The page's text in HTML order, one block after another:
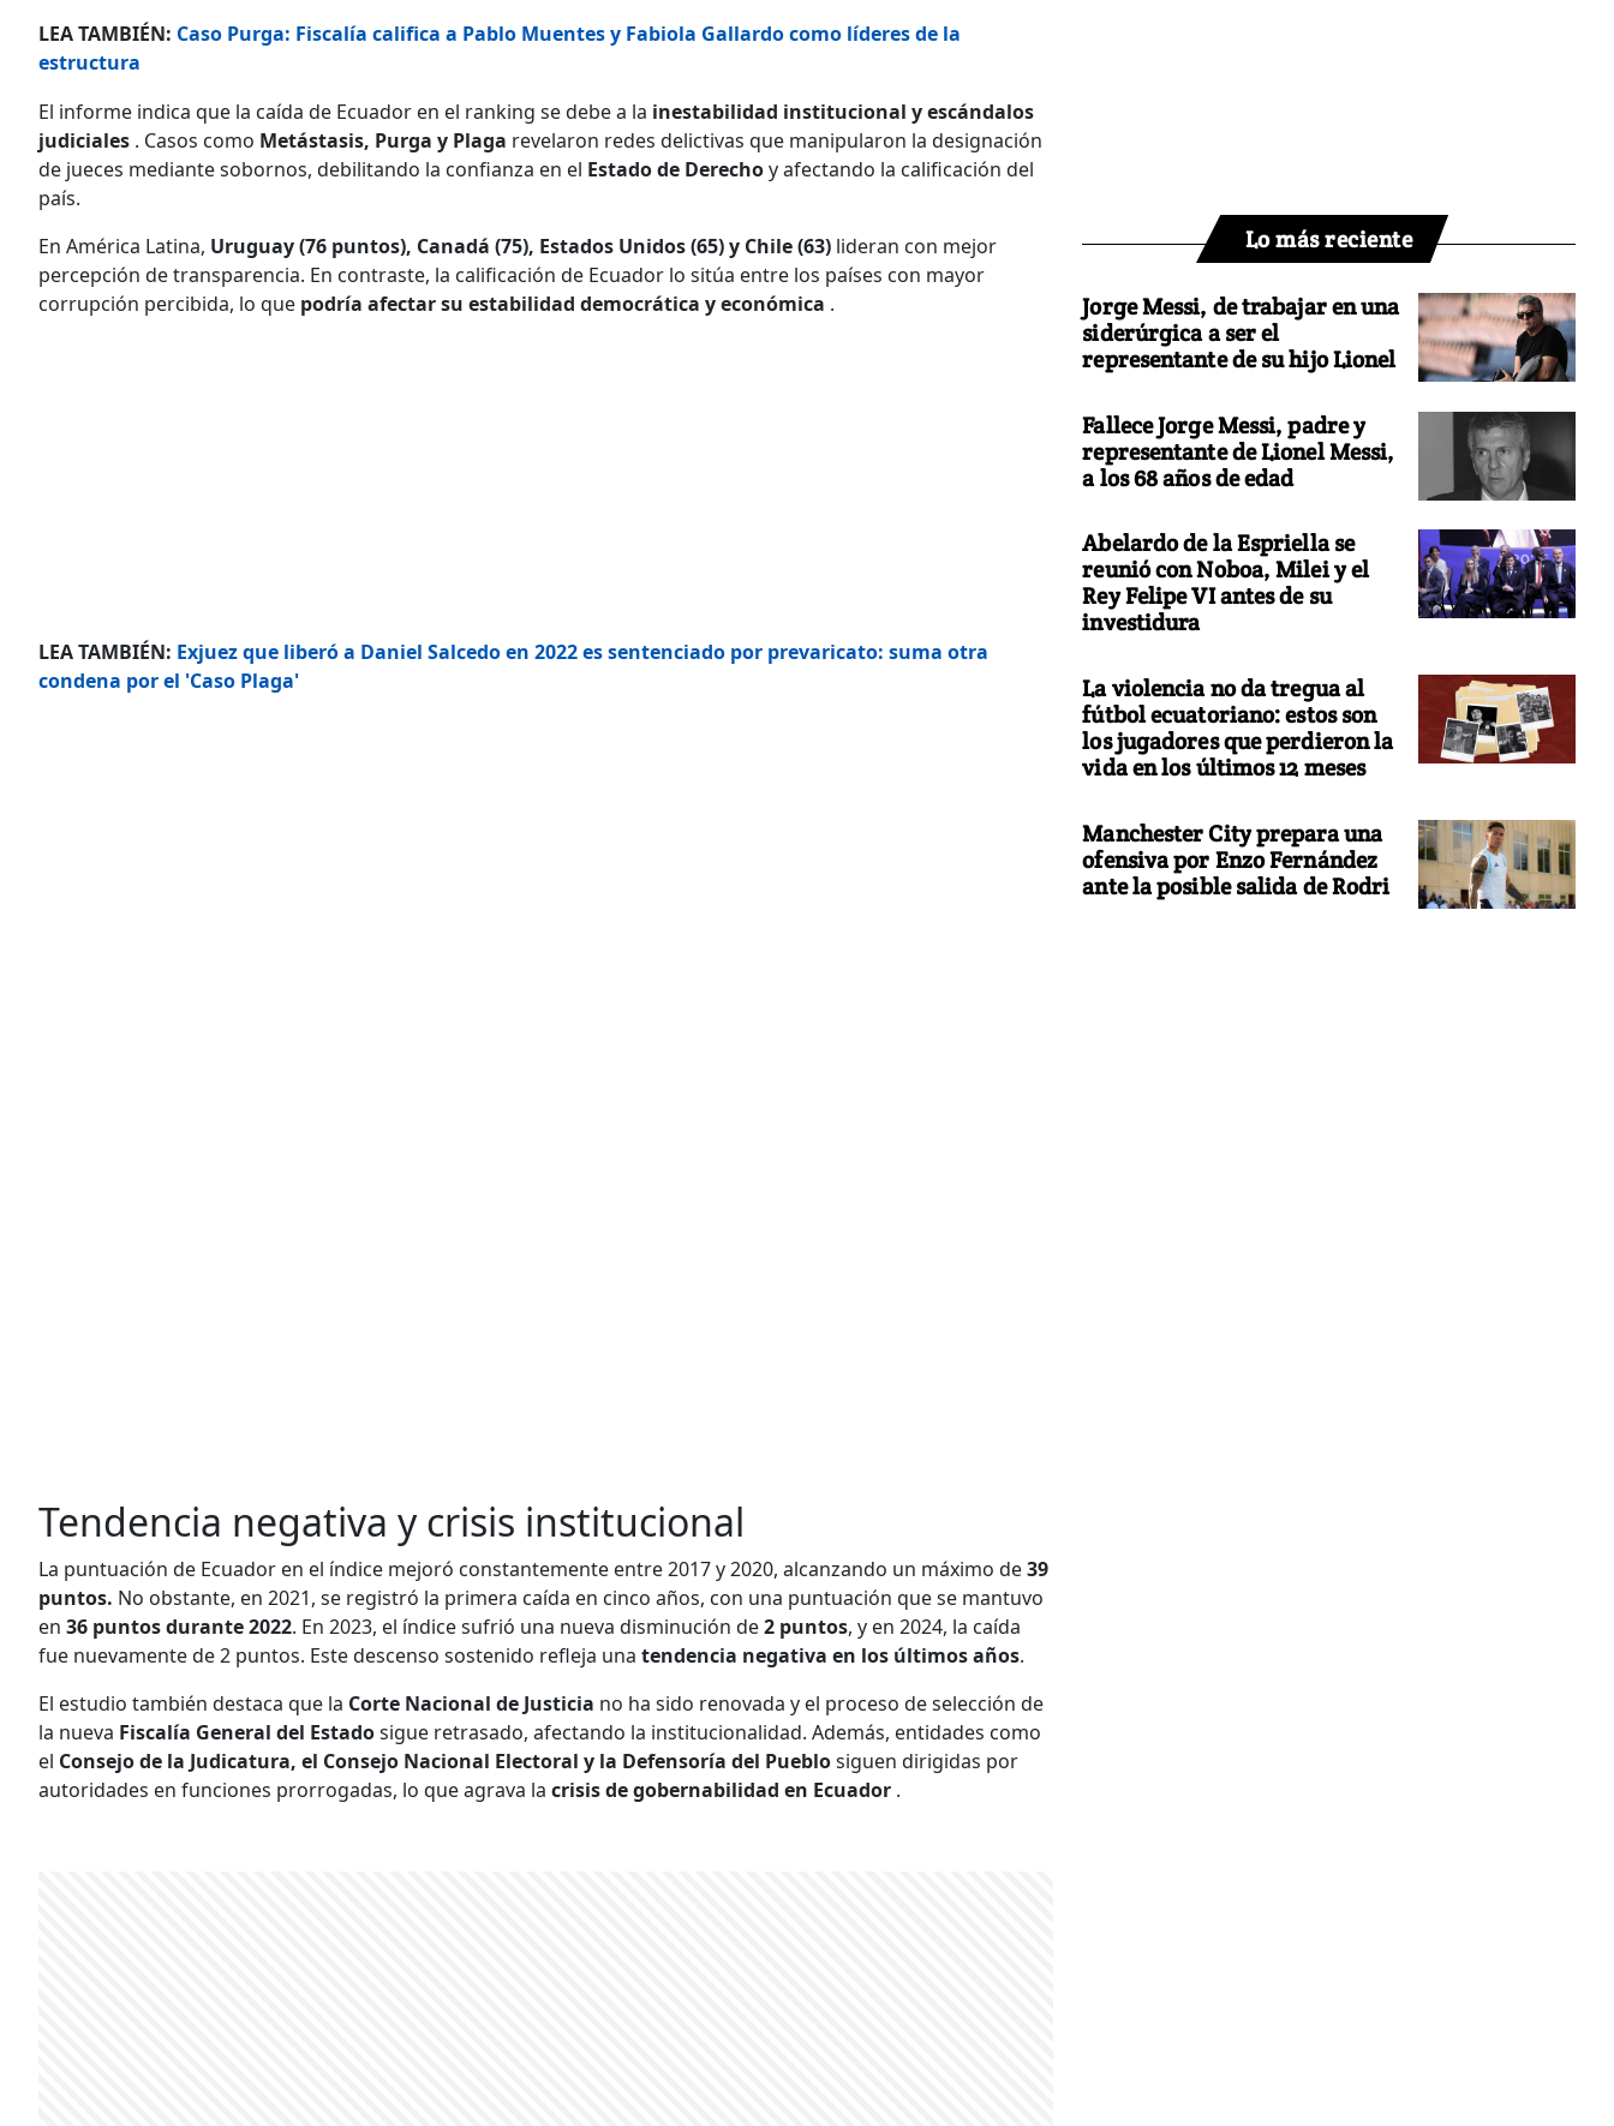
LEA TAMBIÉN: Caso Purga: Fiscalía califica a Pablo Muentes y Fabiola Gallardo como líderes de la
estructura
El informe indica que la caída de Ecuador en el ranking se debe a la inestabilidad institucional y escándalos
judiciales . Casos como Metástasis, Purga y Plaga revelaron redes delictivas que manipularon la designación
de jueces mediante sobornos, debilitando la confianza en el Estado de Derechoy afectando la calificación del
país.
En América Latina, Uruguay (76 puntos), Canadá (75), Estados Unidos (65) y Chile (63) lideran con mejor
percepción de transparencia. En contraste, la calificación de Ecuador lo sitúa entre los países con mayor
corrupción percibida, lo que podría afectar su estabilidad democrática y económica .
LEA TAMBIÉN: Exjuez que liberó a Daniel Salcedo en 2022 es sentenciado por prevaricato: suma otra
condena por el 'Caso Plaga'
Tendencia negativa y crisis institucional
La puntuación de Ecuador en el índice mejoró constantemente entre 2017 y 2020, alcanzando un máximo de39
puntos. No obstante, en 2021, se registró la primera caída en cinco años, con una puntuación que se mantuvo
en 36 puntos durante 2022. En 2023, el índice sufrió una nueva disminución de2 puntos, y en 2024, la caída
fue nuevamente de 2 puntos. Este descenso sostenido refleja una tendencia negativa en los últimos años.
El estudio también destaca que la Corte Nacional de Justicia no ha sido renovada y el proceso de selección de
la nueva Fiscalía General del Estadosigue retrasado, afectando la institucionalidad. Además, entidades como
el Consejo de la Judicatura, el Consejo Nacional Electoral y la Defensoría del Pueblosiguen dirigidas por
autoridades en funciones prorrogadas, lo que agrava la crisis de gobernabilidad en Ecuador .
Lo más reciente
Jorge Messi, de trabajar en una
siderúrgica a ser el
representante de su hijo Lionel
Fallece Jorge Messi, padre y
representante de Lionel Messi,
a los 68 años de edad
Abelardo de la Espriella se
reunió con Noboa, Milei y el
Rey Felipe VI antes de su
investidura
La violencia no da tregua al
fútbol ecuatoriano: estos son
los jugadores que perdieron la
vida en los últimos 12 meses
Manchester City prepara una
ofensiva por Enzo Fernández
ante la posible salida de Rodri